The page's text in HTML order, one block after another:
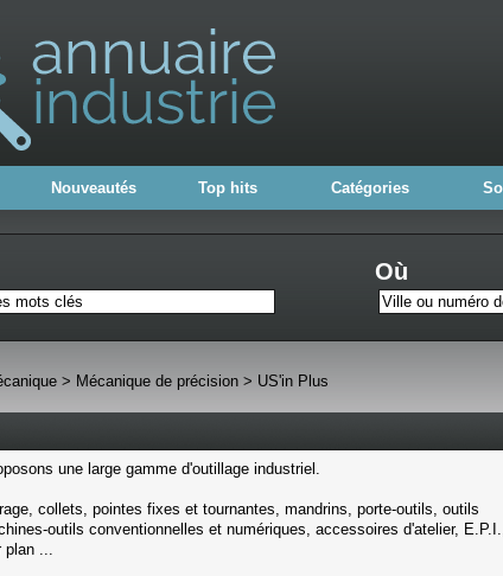
Nouveautés Top hits Catégories
Où
> Mécanique de précision > US'in Plus
une large gamme d'outillage industriel.
collets, pointes fixes et tournantes, mandrins, porte-outils, outils
outils conventionnelles et numériques, accessoires d'atelier,
plan ...